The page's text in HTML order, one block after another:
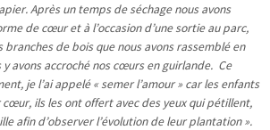
Après un temps de séchage nous avons
de cœur et à l’occasion d’une sortie au parc,
branches de bois que nous avons rassemblé en
avons accroché nos cœurs en guirlande. Ce
je l’ai appelé « semer l’amour » car les enfants
ils les ont offert avec des yeux qui pétillent,
afin d’observer l’évolution de leur plantation ».